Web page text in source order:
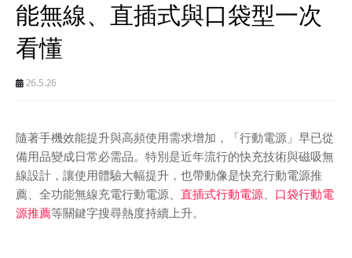
能無線、直插式與口袋型一次
看懂
26.5.26
隨著手機效能提升與高頻使用需求增加，「行動電源」早已從
備用品變成日常必需品。特別是近年流行的快充技術與磁吸無
線設計，讓使用體驗大幅提升，也帶動像是快充行動電源推
薦、全功能無線充電行動電源、 直插式行動電源、 口袋行動電
源推薦等關鍵字搜尋熱度持續上升。